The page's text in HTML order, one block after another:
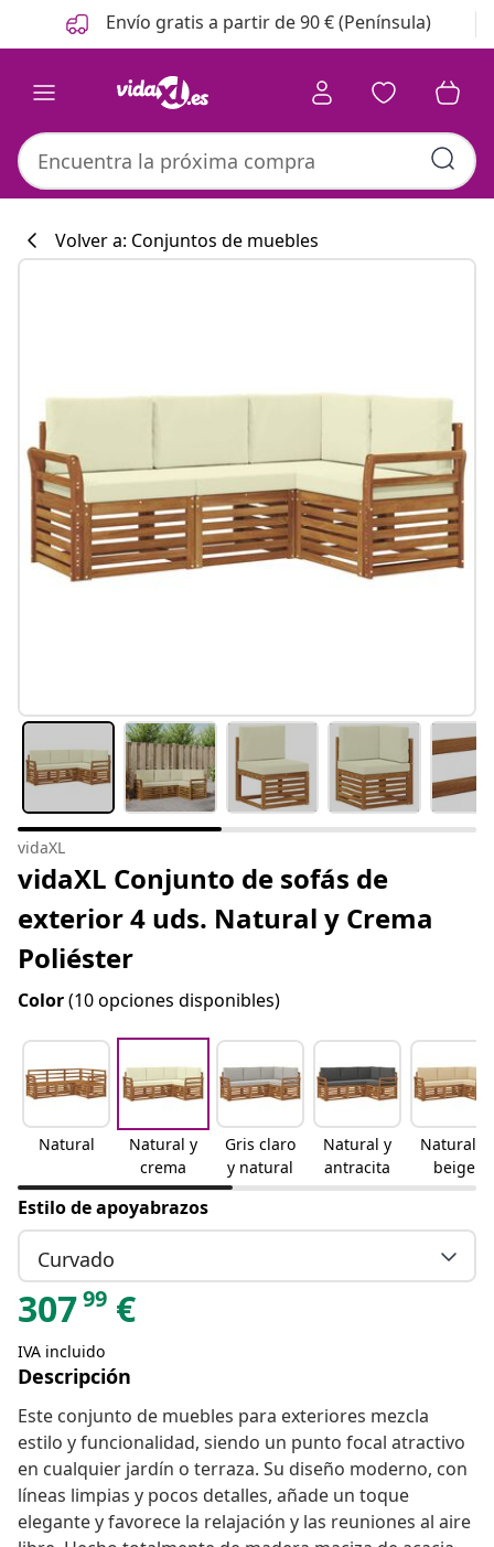
Anterior
Siguiente Envío gratis a partir de 90 € (Península)
Volver a: Conjuntos de muebles
vidaXL
vidaXL Conjunto de sofás de
exterior 4 uds. Natural y Crema
Poliéster
Color(10 opciones disponibles)
Natural
Natural y
crema
Gris claro
y natural
Natural y
antracita
Natural y
beige
Estilo de apoyabrazos
Curvado
30799 €
IVA incluido
Descripción
Este conjunto de muebles para exteriores mezcla
estilo y funcionalidad, siendo un punto focal atractivo
en cualquier jardín o terraza. Su diseño moderno, con
líneas limpias y pocos detalles, añade un toque
elegante y favorece la relajación y las reuniones al aire